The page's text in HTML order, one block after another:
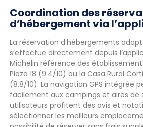
Coordination des
d’hébergement via
La réservation d’hébergements
s’effectue directement depuis
Michelin référence des
Plaza 18 (9.4/10) ou la Casa Rural
(8.8/10). La navigation GPS intégrée
facilement aux campings et aires de
utilisateurs profitent des avis et
sélectionner les meilleurs